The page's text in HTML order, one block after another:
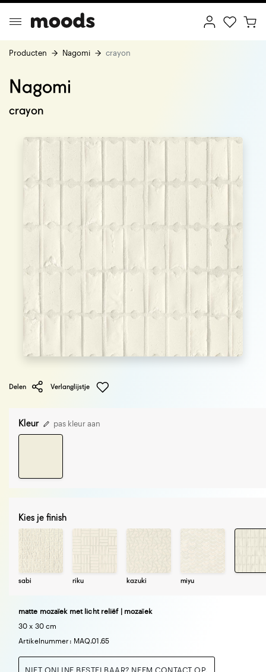
Producten Nagomi crayon
Nagomi
crayon
Delen Verlanglijstje
Kleur pas kleur aan
Kies je finish
sabi riku kazuki miyu
matte mozaïek met licht reliëf | mozaïek
30 x 30 cm
Artikelnummer: MAQ.01.65